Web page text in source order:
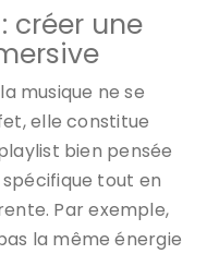
créer une
musique ne se
elle constitue
bien pensée
tout en
Par exemple,
la même énergie